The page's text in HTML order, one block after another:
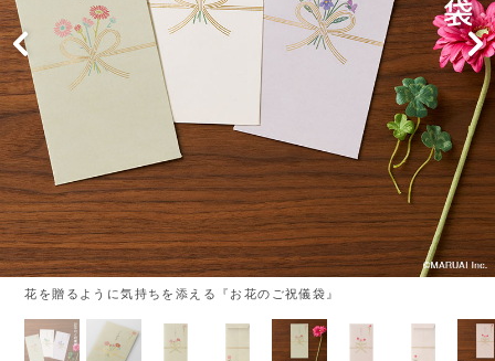
花を贈るように気持ちを添える『お花のご祝儀袋』